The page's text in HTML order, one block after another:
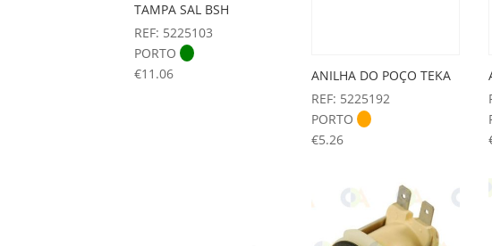
TAMPA SAL BSH
REF: 5225103
PORTO
€11.06
ANILHA DO POÇO TEKA
REF: 5225192
PORTO
€5.26